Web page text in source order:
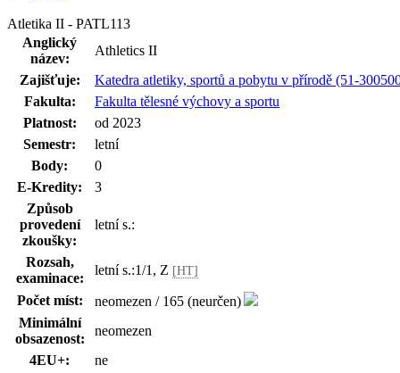
Atletika II - PATL113
Anglický
název:
Athletics II
Zajišťuje:
Katedra atletiky, sportů a pobytu v přírodě (51-
Fakulta:
Fakulta tělesné výchovy a sportu
Platnost:
od 2023
Semestr:
letní
Body:
0
E-Kredity:
3
Způsob
provedení
zkoušky:
letní s.:
Rozsah,
examinace:
letní s.:1/1, Z [HT]
Počet míst:
neomezen / 165 (neurčen)
Minimální
obsazenost:
neomezen
4EU+:
ne